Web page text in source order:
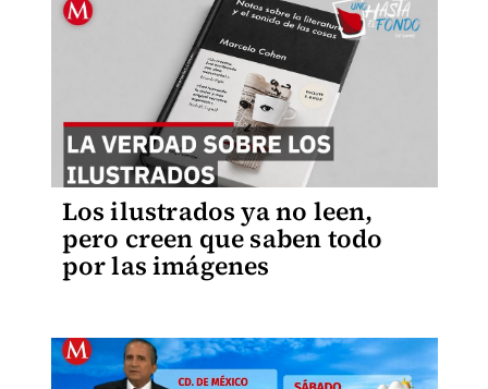
Los ilustrados ya no leen,
pero creen que saben todo
por las imágenes